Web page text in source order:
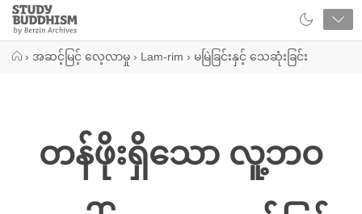
Close
Study
Buddhism
› အဆင့်မြင့် လေ့လာမှု › Lam-rim › မမြဲခြင်းနှင့် သေဆုံးခြင်း
တန်ဖိုးရှိသော လူ့ဘဝ